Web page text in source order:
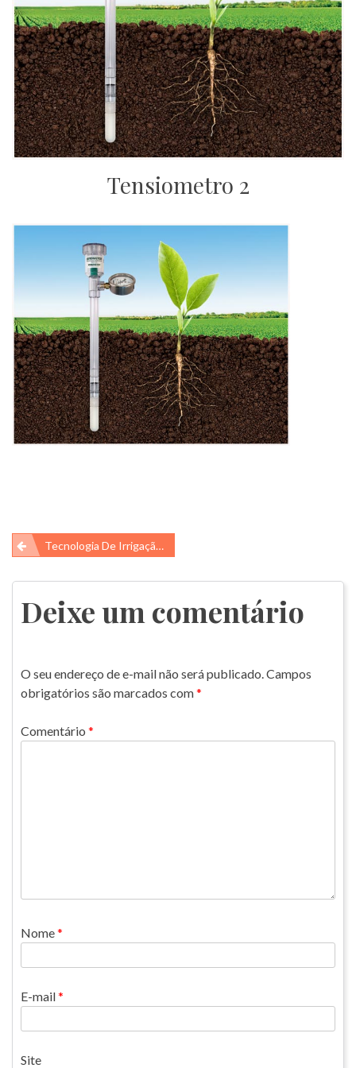
Tensiometro 2
Navegação
de
Post
Tecnologia De Irrigação Para Economia De Água: O Tensiômetro
Deixe um comentário
O seu endereço de e-mail não será publicado.Campos
obrigatórios são marcados com*
Comentário *
Nome*
E-mail*
Site